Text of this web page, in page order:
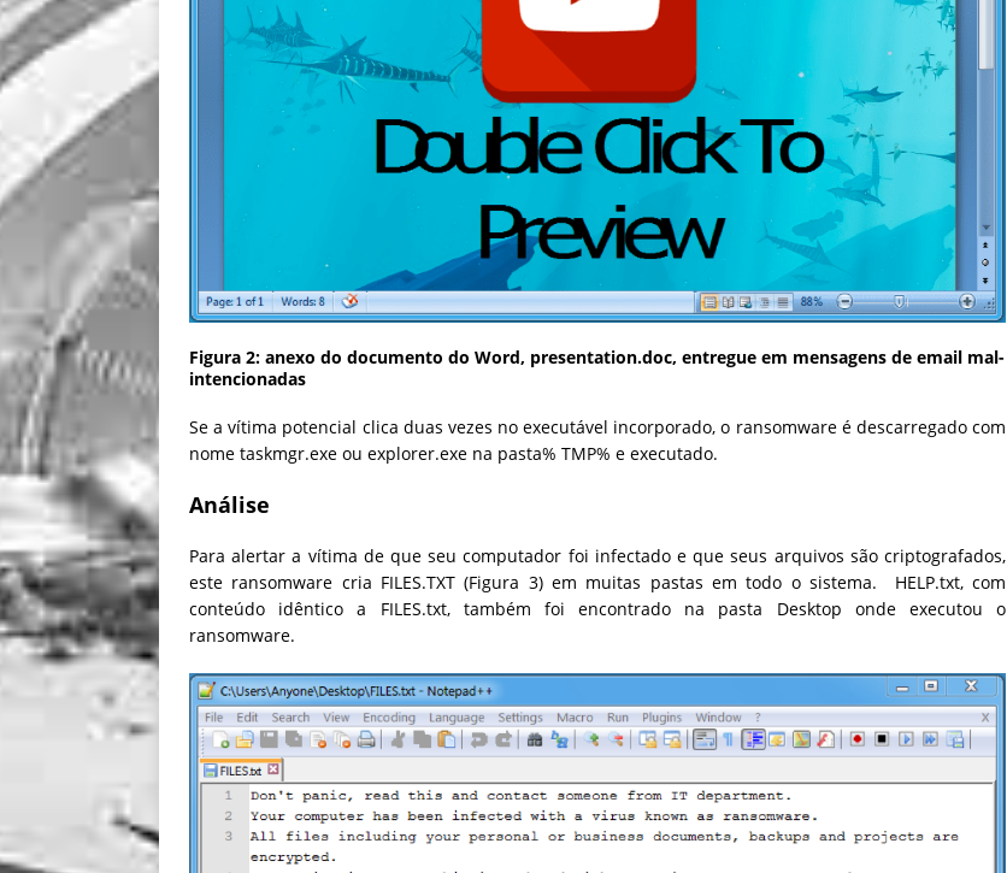
Figura 2: anexo do documento do Word, presentation.doc, entregue em mensagens de email mal-
intencionadas
Se a vítima potencial clica duas vezes no executável incorporado, o ransomware é descarregado com
nome taskmgr.exe ou explorer.exe na pasta% TMP% e executado.
Análise
Para alertar a vítima de que seu computador foi infectado e que seus arquivos são criptografados,
este ransomware cria FILES.TXT (Figura 3) em muitas pastas em todo o sistema. HELP.txt, com
conteúdo idêntico a FILES.txt, também foi encontrado na pasta Desktop onde executou o
ransomware.